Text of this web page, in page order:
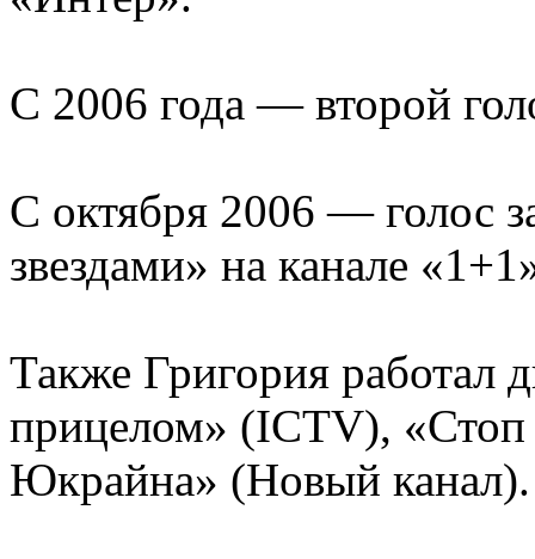
С 2006 года — второй
С октября 2006 — голос
звездами» на канале
Также Григория работал
прицелом» (ICTV),
Юкрайна» (Новый канал).